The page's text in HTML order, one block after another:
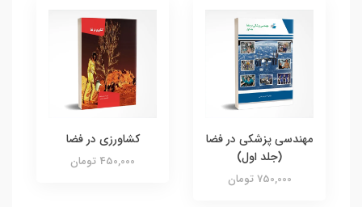
مهندسی پزشکی در فضا
(جلد اول)
750,000 تومان
کشاورزی در فضا
450,000 تومان